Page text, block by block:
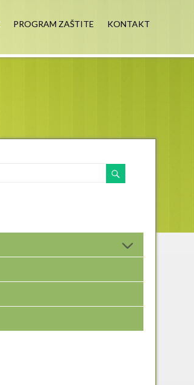
PROGRAM ZAŠTITE KONTAKT